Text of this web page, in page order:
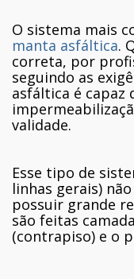
O sistema mais
manta asfáltica.
correta, por
seguindo as
asfáltica é capaz
validade.
Esse tipo de
linhas gerais)
possuir grande
são feitas
(contrapiso) e o